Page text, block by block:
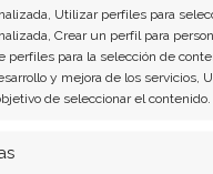
Utilizar perfiles para
Crear un perfil para
perfiles para la selección de
y mejora de los servicios,
de seleccionar el contenido.